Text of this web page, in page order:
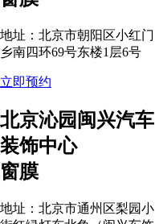
地址：北京市朝阳区小红门
乡南四环69号东楼1层6号
立即预约
北京沁园闽兴汽车
装饰中心
窗膜
地址：北京市通州区梨园小